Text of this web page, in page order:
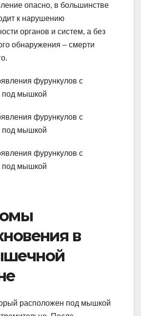
опасно, в большинстве
к нарушению
органов и систем, а без
обнаружения – смерти
в
расположен под мышкой